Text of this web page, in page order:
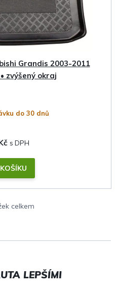
Grandis 2003-2011
zvýšený okraj
do 30 dnů
O
l
a
celkem